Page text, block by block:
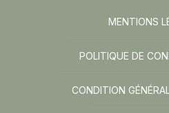
MENTIONS
POLITIQUE DE
CONDITION